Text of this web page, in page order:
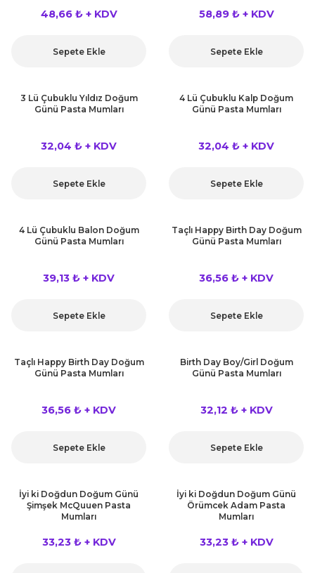
48,66 ₺ + KDV
Sepete Ekle
58,89 ₺ + KDV
Sepete Ekle
3 Lü Çubuklu Yıldız Doğum
Günü Pasta Mumları
32,04 ₺ + KDV
Sepete Ekle
4 Lü Çubuklu Kalp Doğum
Günü Pasta Mumları
32,04 ₺ + KDV
Sepete Ekle
4 Lü Çubuklu Balon Doğum
Günü Pasta Mumları
39,13 ₺ + KDV
Sepete Ekle
Taçlı Happy Birth Day Doğum
Günü Pasta Mumları
36,56 ₺ + KDV
Sepete Ekle
Taçlı Happy Birth Day Doğum
Günü Pasta Mumları
36,56 ₺ + KDV
Sepete Ekle
Birth Day Boy/Girl Doğum
Günü Pasta Mumları
32,12 ₺ + KDV
Sepete Ekle
İyi ki Doğdun Doğum Günü
Şimşek McQuuen Pasta
Mumları
33,23 ₺ + KDV
İyi ki Doğdun Doğum Günü
Örümcek Adam Pasta
Mumları
33,23 ₺ + KDV